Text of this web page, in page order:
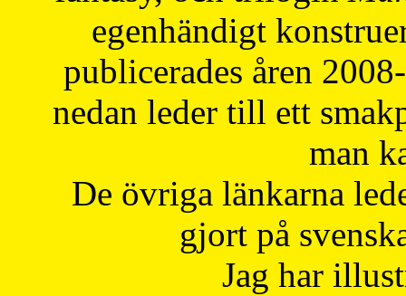
egenhändigt
publicerades åren
nedan leder till ett
man
De övriga länkarna
gjort på
Jag har